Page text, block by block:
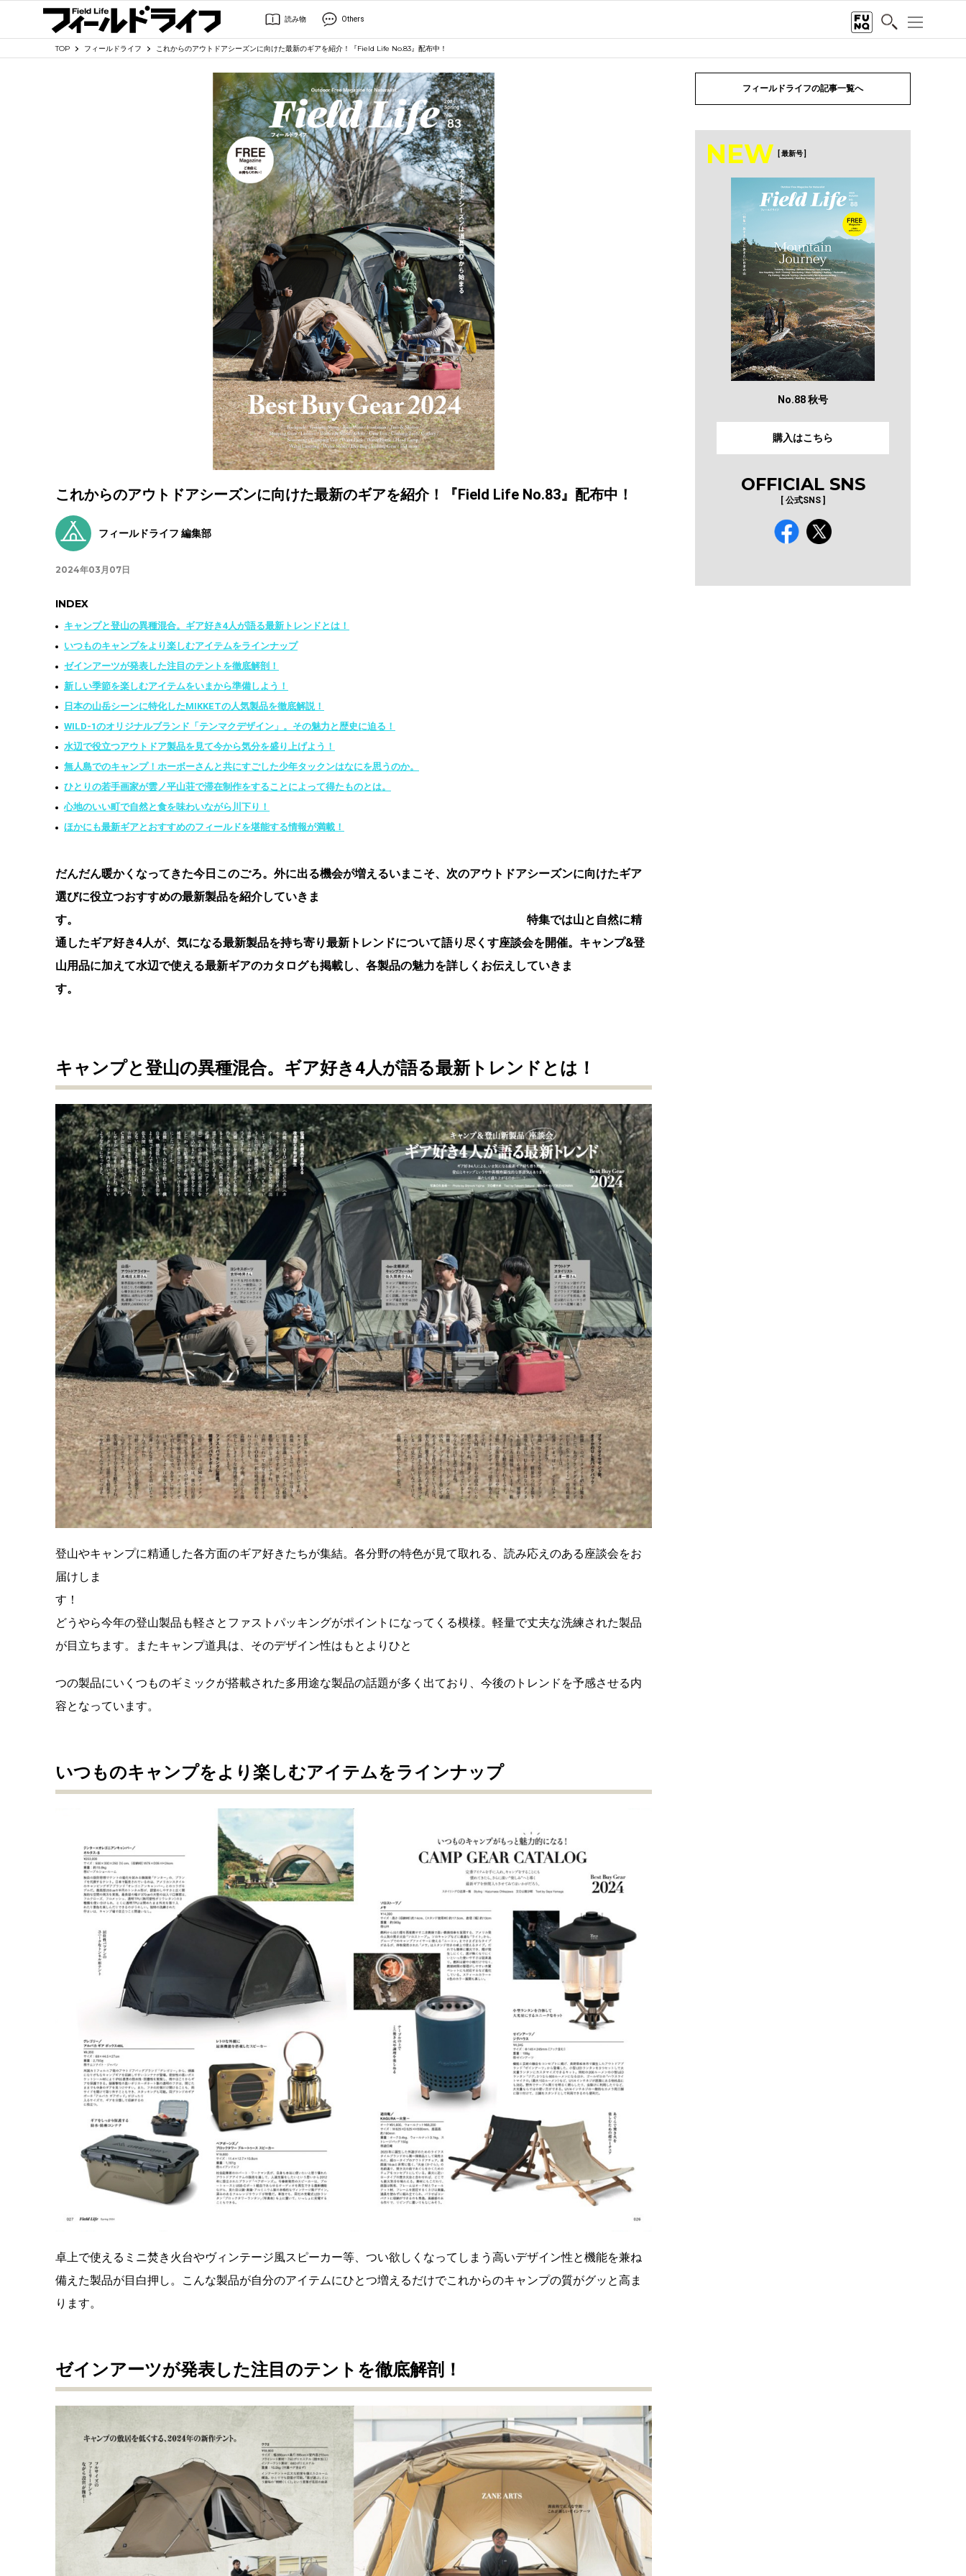
読み物 Others
TOP フィールドライフ これからのアウトドアシーズンに向けた最新のギアを紹介！『Field Life No.83』配布中！
これからのアウトドアシーズンに向けた最新のギアを紹介！『Field Life No.83』配布中！
フィールドライフ 編集部
2024年03月07日
INDEX
キャンプと登山の異種混合。ギア好き4人が語る最新トレンドとは！
いつものキャンプをより楽しむアイテムをラインナップ
ゼインアーツが発表した注目のテントを徹底解剖！
新しい季節を楽しむアイテムをいまから準備しよう！
日本の山岳シーンに特化したMIKKETの人気製品を徹底解説！
WILD-1のオリジナルブランド「テンマクデザイン」。その魅力と歴史に迫る！
水辺で役立つアウトドア製品を見て今から気分を盛り上げよう！
無人島でのキャンプ！ホーボーさんと共にすごした少年タックンはなにを思うのか。
ひとりの若手画家が雲ノ平山荘で滞在制作をすることによって得たものとは。
心地のいい町で自然と食を味わいながら川下り！
ほかにも最新ギアとおすすめのフィールドを堪能する情報が満載！
だんだん暖かくなってきた今日このごろ。外に出る機会が増えるいまこそ、次のアウトドアシーズンに向けたギア
選びに役立つおすすめの最新製品を紹介していきま
す。 特集では山と自然に精
通したギア好き4人が、気になる最新製品を持ち寄り最新トレンドについて語り尽くす座談会を開催。 キャンプ&登
山用品に加えて水辺で使える最新ギアのカタログも掲載し、各製品の魅力を詳しくお伝えしていきま
す。
キャンプと登山の異種混合。ギア好き4人が語る最新トレンドとは！
登山やキャンプに精通した各方面のギア好きたちが集結。各分野の特色が見て取れる、読み応えのある座談会をお
届けしま
す！
どうやら今年の登山製品も軽さとファストパッキングがポイントになってくる模様。軽量で丈夫な洗練された製品
が目立ちます。またキャンプ道具は、そのデザイン性はもとよりひと
つの製品にいくつものギミックが搭載された多用途な製品の話題が多く出ており、今後のトレンドを予感させる内
容となっています。
いつものキャンプをより楽しむアイテムをラインナップ
卓上で使えるミニ焚き火台やヴィンテージ風スピーカー等、つい欲しくなってしまう高いデザイン性と機能を兼ね
備えた製品が目白押し。こんな製品が自分のアイテムにひとつ増えるだけでこれからのキャンプの質がグッと高ま
ります。
ゼインアーツが発表した注目のテントを徹底解剖！
フィールドライフの記事一覧へ
NEW [ 最新号 ]
No.88 秋号
購入はこちら
OFFICIAL SNS
[ 公式SNS ]